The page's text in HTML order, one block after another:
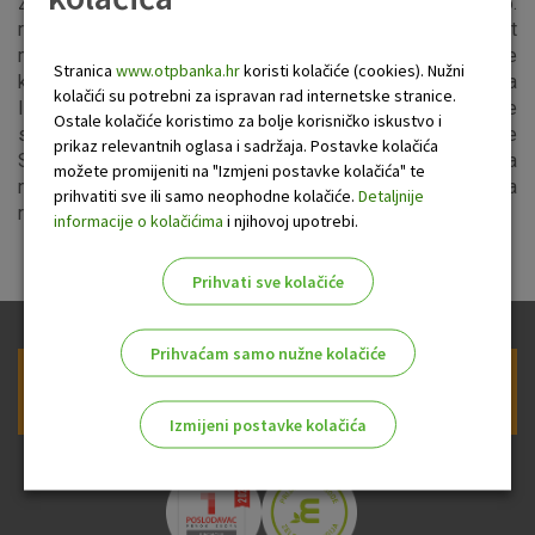
rujna na srijedu, 26. rujna, u vremenu od 23:00 do 01:00 sat
mogući su povremeni prekidi u radu usluga autorizacije
kartica na POS uređajima i bankomatima OTP banke, usluga
Internet i Mobilnog bankarstva za građane i poslovne
subjekte, usluga Kontakt centra, web stranica banke, usluge
SMS info, 3-d secure usluge, kao i autorizacija OTP kartica
na bankomatima Splitske banke. Zahvaljujemo na
razumijevanju.
Stranica www.otpbanka.hrkoristi kolačiće (cookies). Nužni
kolačići su potrebni za ispravan rad internetske stranice.
Ostale kolačiće koristimo za bolje korisničko iskustvo i
prikaz relevantnih oglasa i sadržaja. Postavke kolačića
možete promijeniti na "Izmjeni postavke kolačića" te
prihvatiti sve ili samo neophodne kolačiće. Detaljnije
informacije o kolačićima i njihovoj upotrebi.
Prihvati sve kolačiće
Prihvaćam samo nužne kolačiće
Izmijeni postavke kolačića